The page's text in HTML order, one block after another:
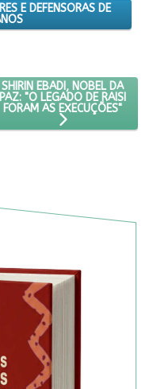
E DEFENSORAS DE
DE CRIANÇAS: EM
PRÓXIMO ARTIGO: SHIRIN
SHIRIN EBADI, NOBEL DA
PAZ: "O LEGADO DE RAISI
FORAM AS EXECUÇÕES"